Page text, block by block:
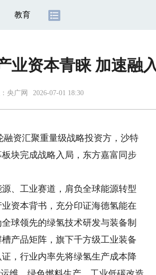
教育
业资本青睐 加速融
央广网 2026-07-01 18:30
资汇聚重量级战略投资方，沙特
块完成战略入局，东方嘉富同步
、工业赛道，肩负全球能源转型
资本背书，充分印证海德氢能在
球领先的绿氢技术研发与装备制
产品矩阵，旗下千方级工业装备
，行业内率先将绿氢生产成本降